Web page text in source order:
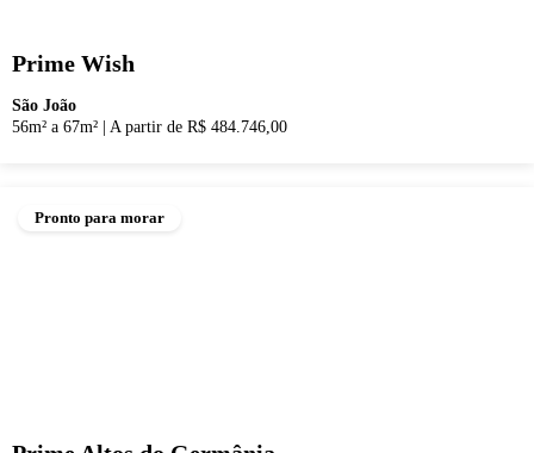
Prime Wish
São João
56m² a 67m²
A partir de R$ 484.746,00
Pronto para morar